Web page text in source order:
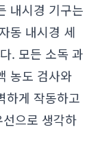
내시경 기구는
동 내시경 세
. 모든 소독 과
농도 검사와
하게 작동하고
으로 생각하